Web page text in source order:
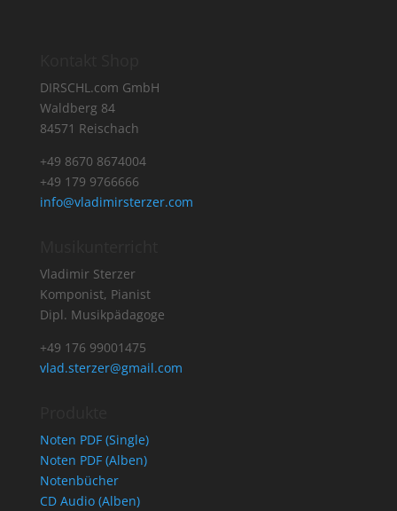
DIRSCHL.com GmbH
Waldberg 84
84571 Reischach
+49 8670 8674004
+49 179 9766666
info@vladimirsterzer.com
Vladimir Sterzer
Komponist, Pianist
Dipl. Musikpädagoge
+49 176 99001475
vlad.sterzer@gmail.com
Noten PDF (Single)
Noten PDF (Alben)
Notenbücher
CD Audio (Alben)